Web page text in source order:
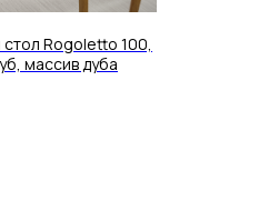
Rogoletto 100,
массив дуба